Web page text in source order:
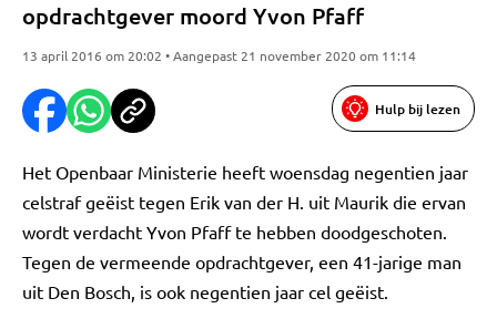
opdrachtgever moord Yvon Pfaff
13 april 2016 om 20:02 • Aangepast 21 november 2020 om 11:14
Hulp bij lezen
Het Openbaar Ministerie heeft woensdag negentien jaar
celstraf geëist tegen Erik van der H. uit Maurik die ervan
wordt verdacht Yvon Pfaff te hebben doodgeschoten.
Tegen de vermeende opdrachtgever, een 41-jarige man
uit Den Bosch, is ook negentien jaar cel geëist.